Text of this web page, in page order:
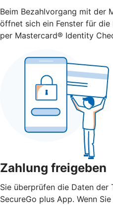
Beim Bezahlvorgang mit der
öffnet sich ein Fenster für die
per Mastercard® Identity
Zahlung freigeben
Sie überprüfen die Daten der
SecureGo plus App. Wenn